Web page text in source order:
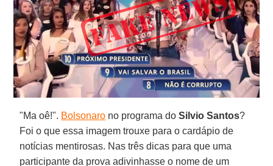
"Ma oê!". Bolsonaro no programa doSilvio Santos?
Foi o que essa imagem trouxe para o cardápio de
notícias mentirosas. Nas três dicas para que uma
participante da prova adivinhasse o nome de um